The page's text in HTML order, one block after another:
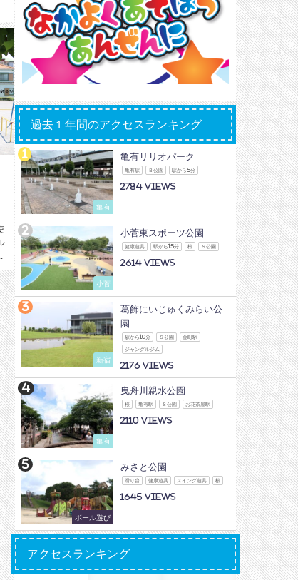
過去１年間のアクセスランキング
亀有
亀有リリオパーク
亀有駅 Ｂ公園 駅から5分
2784
小菅
小菅東スポーツ公園
健康遊具 駅から15分 桜 Ｓ公園
2614
新宿
葛飾にいじゅくみらい公
園
駅から10分 Ｓ公園 金町駅
ジャングルジム
2176
亀有
曳舟川親水公園
桜 亀有駅 Ｓ公園 お花茶屋駅
2110
ボール遊び
みさと公園
滑り台 健康遊具 スイング遊具 桜
1645
アクセスランキング